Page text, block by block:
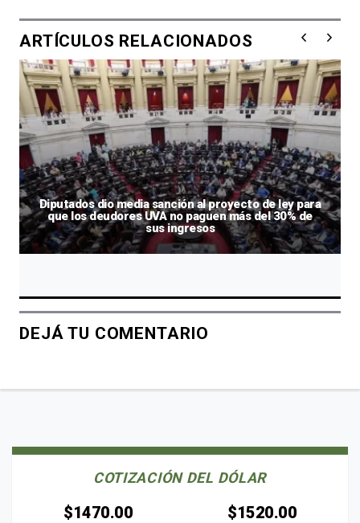
ARTÍCULOS RELACIONADOS
Diputados dio media sanción al proyecto de ley para
que los deudores UVA no paguen más del 30% de
sus ingresos
DEJÁ TU COMENTARIO
COTIZACIÓN DEL DÓLAR
$1470.00 $1520.00